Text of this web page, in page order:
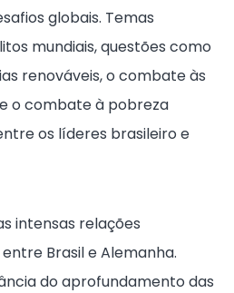
globais. Temas
mundiais, questões como
renováveis, o combate às
o combate à pobreza
os líderes brasileiro e
intensas relações
Brasil e Alemanha.
do aprofundamento das